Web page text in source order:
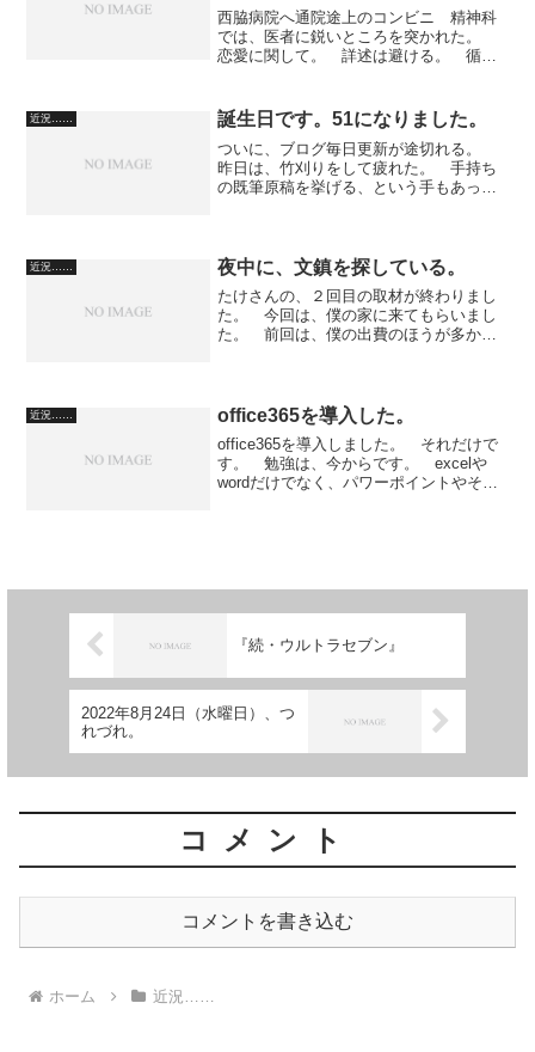
西脇病院へ通院途上のコンビニ 精神科
では、医者に鋭いところを突かれた。
恋愛に関して。 詳述は避ける。 循環
「どうやって知りあうの？」（医師）
「ライブ配信アプリがあるん...
近況…… 誕生日です。51になりました。
ついに、ブログ毎日更新が途切れる。
昨日は、竹刈りをして疲れた。 手持ち
の既筆原稿を挙げる、という手もあった
めには仕事はしない。食う...
近況…… 夜中に、文鎮を探している。
たけさんの、２回目の取材が終わりまし
た。 今回は、僕の家に来てもらいまし
た。 前回は、僕の出費のほうが多かっ
んが実際にやったのとは微...
近況…… office365を導入した。
office365を導入しました。 それだけで
す。 勉強は、今からです。 excelや
wordだけでなく、パワーポイントやその
『続・ウルトラセブン』
2022年8月24日（水曜日）、つ
れづれ。
コメント
コメントを書き込む
ホーム 近況……